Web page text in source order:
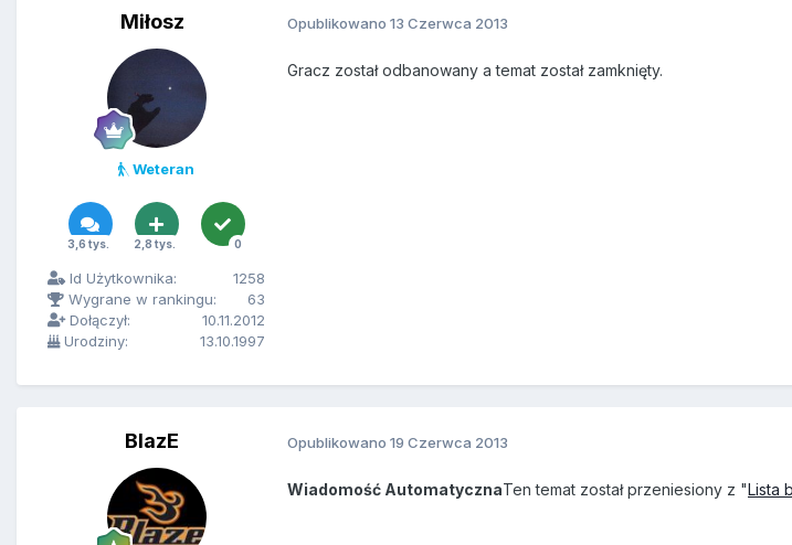
Miłosz
Weteran
3,6 tys. 2,8 tys. 0
Id Użytkownika:
1258
Wygrane w rankingu:
63
Dołączył:
10.11.2012
Urodziny:
13.10.1997
Opublikowano 13 Czerwca 2013
Gracz został odbanowany a temat został zamknięty.
BlazE Opublikowano 19 Czerwca 2013
Wiadomość AutomatycznaTen temat został przeniesiony z "Lista